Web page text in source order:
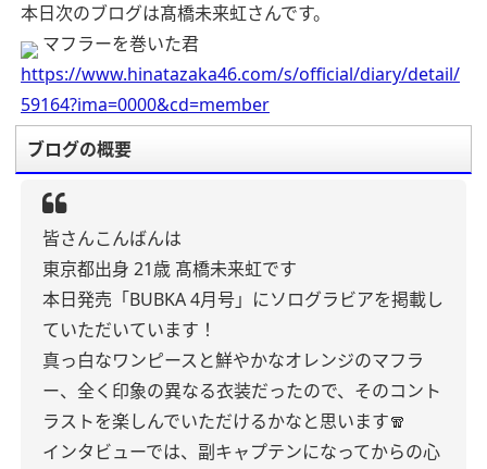
本日次のブログは髙橋未来虹さんです。
マフラーを巻いた君
https://www.hinatazaka46.com/s/official/diary/detail/
59164?ima=0000&cd=member
ブログの概要
皆さんこんばんは
東京都出身 21歳 髙橋未来虹です
本日発売「BUBKA 4月号」にソログラビアを掲載し
ていただいています！
真っ白なワンピースと鮮やかなオレンジのマフラ
ー、全く印象の異なる衣装だったので、そのコント
ラストを楽しんでいただけるかなと思います🧣
インタビューでは、副キャプテンになってからの心